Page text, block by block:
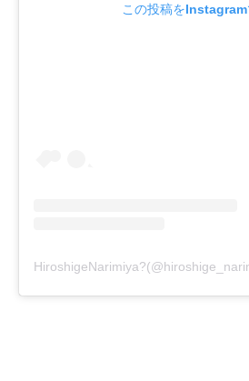
この投稿をInstagram